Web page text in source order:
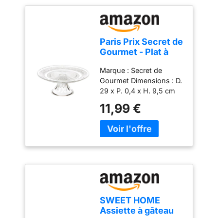
Paris Prix Secret de
Gourmet - Plat à
Renaissance 29cm
Transparent
Marque : Secret de
Gourmet Dimensions : D.
29 x P. 0,4 x H. 9,5 cm
Transparent
11,99 €
SWEET HOME
Assiette à gâteau